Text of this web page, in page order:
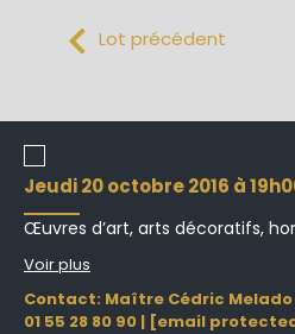
Lot précédent
jeudi 20 octobre 2016 à
Œuvres d’art, arts décoratifs,
Voir plus
Contact: Maître Cédric Melado
01 55 28 80 90 | [email